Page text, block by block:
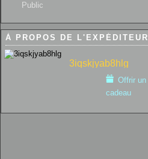
Public
À PROPOS DE L'EXPÉDITEUR
3iqskjyab8hlg
Offrir un
cadeau